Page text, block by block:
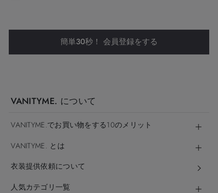
簡単30秒！ 会員登録をする
VANITYME. について
VANITYME.でお買い物をする10のメリット
VANITYME. とは
衣装提供依頼について
人気カテゴリ一覧